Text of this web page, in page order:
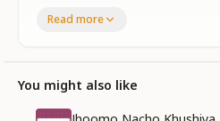
विश्व एक परिवार लगता अपना ये
दोष मिटाकर गुण अपनाकर
दोष मिटाकर गुण अपनाकर
Read more
You might also like